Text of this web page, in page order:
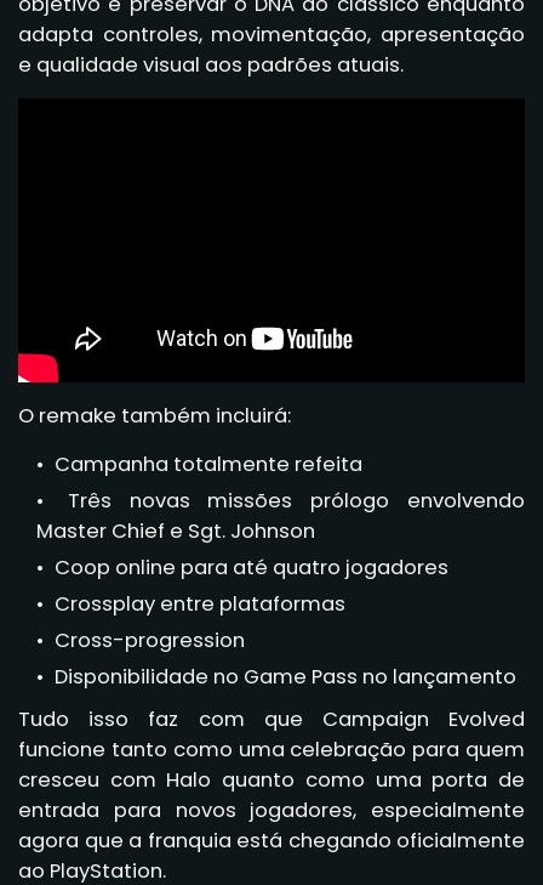
adapta controles, movimentação, apresentação
e qualidade visual aos padrões atuais.
O remake também incluirá:
Campanha totalmente refeita
Três novas missões prólogo envolvendo
Master Chief e Sgt. Johnson
Coop online para até quatro jogadores
Crossplay entre plataformas
Cross-progression
Disponibilidade no Game Pass no lançamento
Tudo isso faz com que Campaign Evolved
funcione tanto como uma celebração para quem
cresceu com Halo quanto como uma porta de
entrada para novos jogadores, especialmente
agora que a franquia está chegando oficialmente
ao PlayStation.